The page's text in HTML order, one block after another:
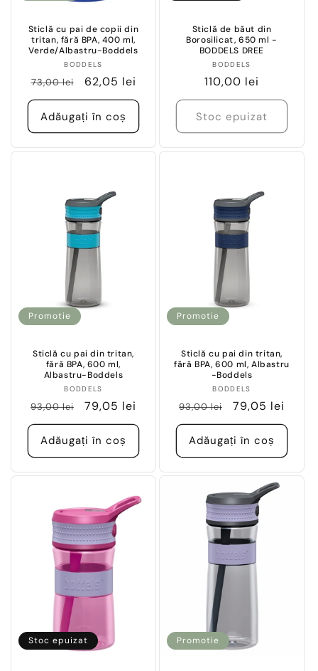
Sticlă cu pai de copii din
tritan, fără BPA, 400 ml,
Verde/Albastru-Boddels
Vânzător:
BODDELS
Preț
obișnuit
73,00 lei
Preț
redus
62,05 lei
Adăugați în coș
Sticlă de băut din
Borosilicat, 650 ml -
BODDELS DREE
Vânzător:
BODDELS
Preț
obișnuit
110,00 lei
Stoc epuizat
Promotie
Sticlă cu pai din tritan,
fără BPA, 600 ml,
Albastru-Boddels
Vânzător:
BODDELS
Preț
obișnuit
93,00 lei
Preț
redus
79,05 lei
Adăugați în coș
Promotie
Sticlă cu pai din tritan,
fără BPA, 600 ml, Albastru
-Boddels
Vânzător:
BODDELS
Preț
obișnuit
93,00 lei
Preț
redus
79,05 lei
Adăugați în coș
Stoc epuizat Promotie